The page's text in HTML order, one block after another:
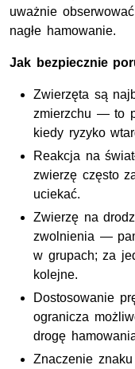
uważnie
nagłe hamowanie.
Jak bezpiecznie
Zwierzęta są
zmierzchu — to
kiedy ryzyko
Reakcja na
zwierzę często
uciekać.
Zwierzę na
zwolnienia —
w grupach; za
kolejne.
Dostosowanie
ogranicza
drogę
Znaczenie